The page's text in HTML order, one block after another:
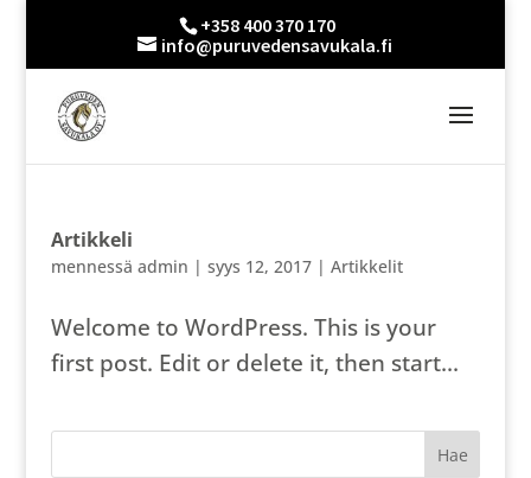
+358 400 370 170
info@puruvedensavukala.fi
Artikkeli
mennessä admin | syys 12, 2017| Artikkelit
Welcome to WordPress. This is your
first post. Edit or delete it, then start...